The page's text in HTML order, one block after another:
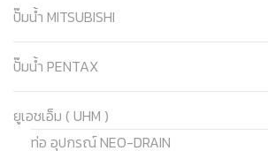
ปั๊มน้ำ MITSUBISHI
ปั๊มน้ำ PENTAX
ยูเอชเอ็ม ( UHM )
ท่อ อุปกรณ์ NEO-DRAIN